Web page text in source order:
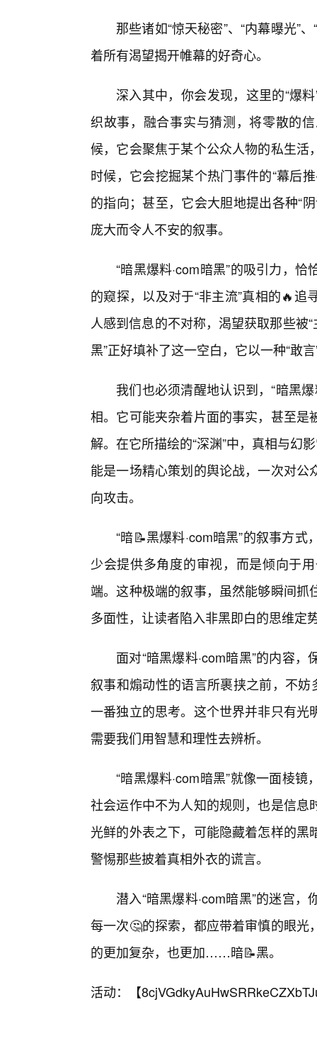
那些诸如“惊天秘密”、“内幕曝光”
着所有渴望揭开帷幕的好奇心。
深入其中，你会发现，这里的“爆
织故事，融合事实与猜测，将零散的
候，它会聚焦于某个公众人物的私生
时候，它会挖掘某个热门事件的“幕后
的指向；甚至，它会大胆地提出各种“
庞大而令人不安的叙事。
“暗黑爆料·com暗黑”的吸引力，
的窥探，以及对于“非主流”真相的🔥
人感到信息的不对称，渴望获取那些被
黑”正好填补了这一空白，它以一种“敢
我们也必须清醒地认识到，“暗黑
相。它可能夹杂着片面的事实，甚至
解。在它所描绘的“深渊”中，真相与幻
能是一场精心策划的舆论战，一次对
向攻击。
“暗📝黑爆料·com暗黑”的叙事方
少会提供多角度的审视，而是倾向于
端。这种极端的叙事，虽然能够瞬间
多面性，让读者陷入非黑即白的思维定
面对“暗黑爆料·com暗黑”的内容
叙事和煽动性的语言所裹挟之前，不
一番独立的思考。这个世界并非只有
需要我们用智慧和理性去辨析。
“暗黑爆料·com暗黑”就像一面棱
社会运作中不为人知的规则，也是信
光鲜的外表之下，可能隐藏着怎样的
警惕那些披着真相外衣的谎言。
潜入“暗黑爆料·com暗黑”的迷宫
每一次🤔的探索，都应带着审慎的眼
的更加复杂，也更加……暗📝黑。
活动：【